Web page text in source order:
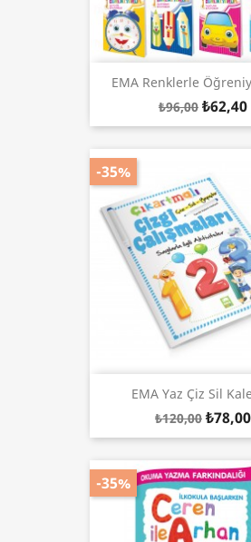
EMA Renklerle
₺96,00 ₺62,40
EMA Yaz Çiz Sil
₺120,00 ₺78,00
-35%
-35%